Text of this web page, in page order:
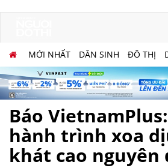
MỚI NHẤT DÂN SINH ĐÔ THỊ
Báo
hành trình xoa
khát cao nguyên